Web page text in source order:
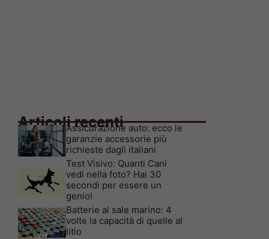
Articoli recenti
Assicurazione auto: ecco le
garanzie accessorie più
richieste dagli italiani
Test Visivo: Quanti Cani
vedi nella foto? Hai 30
secondi per essere un
genio!
Batterie al sale marino: 4
volte la capacità di quelle al
litio